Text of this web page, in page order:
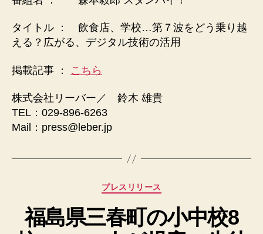
タイトル ： 飲食店、学校…第７波をどう乗り越
える？広がる、デジタル技術の活用
掲載記事 ： こちら
株式会社リーバー／ 鈴木 雄貴
TEL：029-896-6263
Mail：press@leber.jp
カ
ゴ
リ
プレスリリース
福島県三春町の小中校8